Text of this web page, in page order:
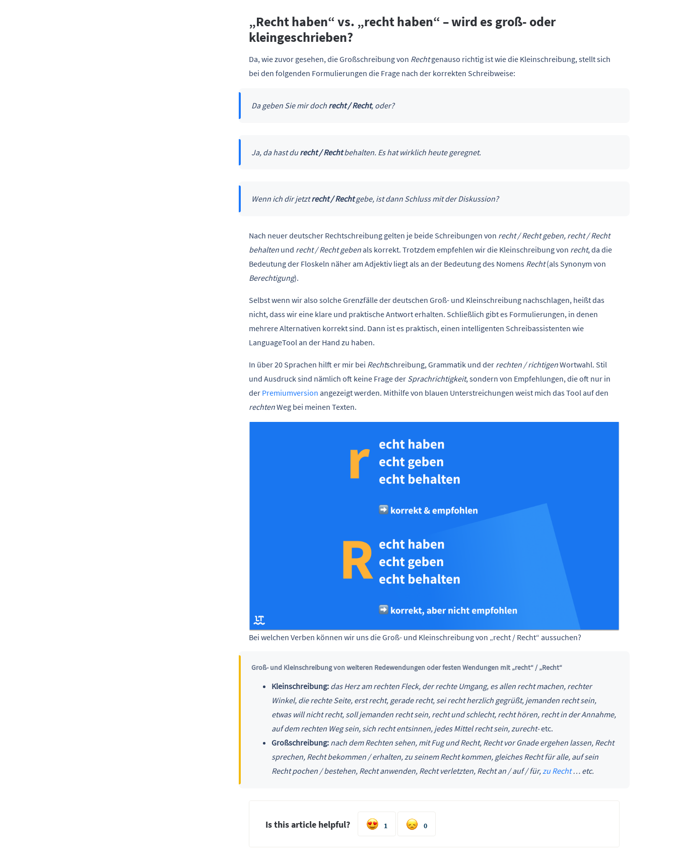
„Recht haben“ vs. „recht haben“ – wird es groß- oder
kleingeschrieben?
Da, wie zuvor gesehen, die Großschreibung von Rechtgenauso richtig ist wie die Kleinschreibung, stellt sich
bei den folgenden Formulierungen die Frage nach der korrekten Schreibweise:
Da geben Sie mir doch recht / Recht, oder?
Ja, da hast durecht / Rechtbehalten. Es hat wirklich heute geregnet.
Wenn ich dir jetztrecht / Rechtgebe, ist dann Schluss mit der Diskussion?
Nach neuer deutscher Rechtschreibung gelten je beide Schreibungen von recht / Recht geben, recht / Recht
behalten und recht / Recht gebenals korrekt. Trotzdem empfehlen wir die Kleinschreibung von recht, da die
Bedeutung der Floskeln näher am Adjektiv liegt als an der Bedeutung des Nomens Recht(als Synonym von
Berechtigung).
Selbst wenn wir also solche Grenzfälle der deutschen Groß- und Kleinschreibung nachschlagen, heißt das
nicht, dass wir eine klare und praktische Antwort erhalten. Schließlich gibt es Formulierungen, in denen
mehrere Alternativen korrekt sind. Dann ist es praktisch, einen intelligenten Schreibassistenten wie
LanguageTool an der Hand zu haben.
In über 20 Sprachen hilft er mir bei Rechtschreibung, Grammatik und der rechten / richtigenWortwahl. Stil
und Ausdruck sind nämlich oft keine Frage der Sprachrichtigkeit, sondern von Empfehlungen, die oft nur in
der Premiumversion angezeigt werden. Mithilfe von blauen Unterstreichungen weist mich das Tool auf den
rechtenWeg bei meinen Texten.
Bei welchen Verben können wir uns die Groß- und Kleinschreibung von „recht / Recht“ aussuchen?
Groß- und Kleinschreibung von weiteren Redewendungen oder festen Wendungen mit „recht“ / „Recht“
Kleinschreibung: das Herz am rechten Fleck, der rechte Umgang, es allen recht machen, rechter
Winkel, die rechte Seite, erst recht, gerade recht, sei recht herzlich gegrüßt, jemanden recht sein,
etwas will nicht recht, soll jemanden recht sein, recht und schlecht, recht hören, recht in der Annahme,
auf dem rechten Weg sein, sich recht entsinnen, jedes Mittel recht sein, zurecht-etc.
Großschreibung: nach dem Rechten sehen, mit Fug und Recht, Recht vor Gnade ergehen lassen, Recht
sprechen, Recht bekommen / erhalten, zu seinem Recht kommen, gleiches Recht für alle, auf sein
Recht pochen / bestehen, Recht anwenden, Recht verletzten, Recht an / auf / für,zu Recht… etc.
Is this article helpful? 1 0